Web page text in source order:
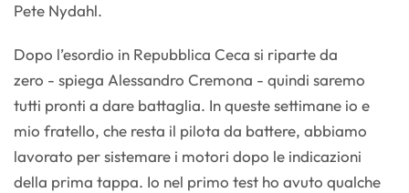
Pete Nydahl.
Dopo l’esordio in Repubblica Ceca si riparte da
zero - spiega Alessandro Cremona - quindi saremo
tutti pronti a dare battaglia. In queste settimane io e
mio fratello, che resta il pilota da battere, abbiamo
lavorato per sistemare i motori dopo le indicazioni
della prima tappa. Io nel primo test ho avuto qualche